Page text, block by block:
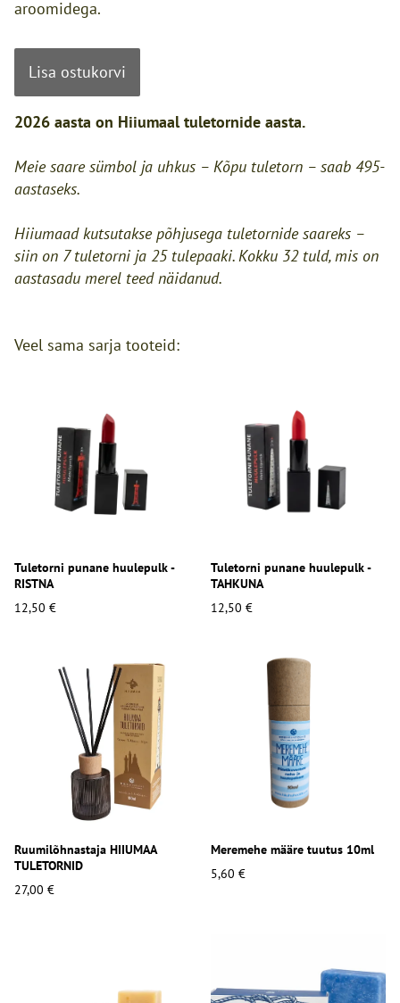
aroomidega.
Lisa ostukorvi
2026 aasta on Hiiumaal tuletornide aasta.
Meie saare sümbol ja uhkus – Kõpu tuletorn – saab 495-
aastaseks.
Hiiumaad kutsutakse põhjusega tuletornide saareks –
siin on 7 tuletorni ja 25 tulepaaki. Kokku 32 tuld, mis on
aastasadu merel teed näidanud.
Veel sama sarja tooteid:
Tuletorni punane huulepulk -
RISTNA
12,50 €
Tuletorni punane huulepulk -
TAHKUNA
12,50 €
Ruumilõhnastaja HIIUMAA
TULETORNID
27,00 €
Meremehe määre tuutus 10ml
5,60 €